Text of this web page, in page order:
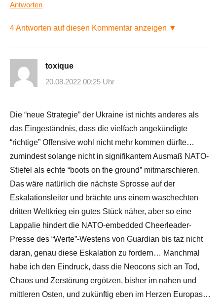
Antworten
4 Antworten auf diesen Kommentar anzeigen ▼
toxique
20.08.2022 00:25 Uhr
Die “neue Strategie” der Ukraine ist nichts anderes als
das Eingeständnis, dass die vielfach angekündigte
“richtige” Offensive wohl nicht mehr kommen dürfte…
zumindest solange nicht in signifikantem Ausmaß NATO-
Stiefel als echte “boots on the ground” mitmarschieren.
Das wäre natürlich die nächste Sprosse auf der
Eskalationsleiter und brächte uns einem waschechten
dritten Weltkrieg ein gutes Stück näher, aber so eine
Lappalie hindert die NATO-embedded Cheerleader-
Presse des “Werte”-Westens von Guardian bis taz nicht
daran, genau diese Eskalation zu fordern… Manchmal
habe ich den Eindruck, dass die Neocons sich an Tod,
Chaos und Zerstörung ergötzen, bisher im nahen und
mittleren Osten, und zukünftig eben im Herzen Europas…